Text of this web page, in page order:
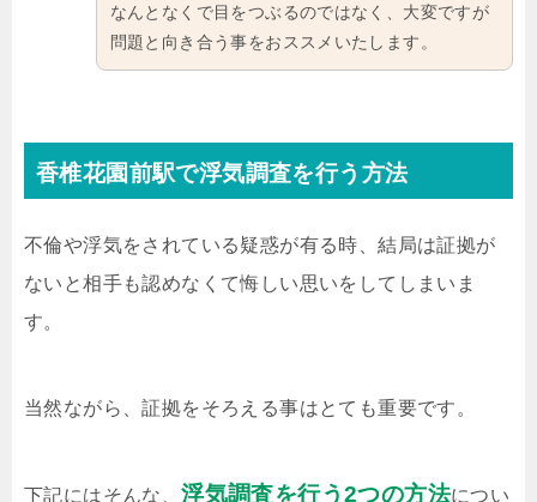
なんとなくで目をつぶるのではなく、大変ですが
問題と向き合う事をおススメいたします。
香椎花園前駅で浮気調査を行う方法
不倫や浮気をされている疑惑が有る時、結局は証拠が
ないと相手も認めなくて悔しい思いをしてしまいま
す。
当然ながら、証拠をそろえる事はとても重要です。
下記にはそんな、浮気調査を行う2つの方法につい